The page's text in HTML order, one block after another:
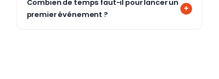
Combien de temps faut-il pour lancer un
premier événement ?